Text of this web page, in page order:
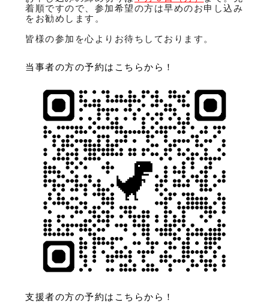
着順ですので、参加希望の方は早めのお申し込み
をお勧めします。
皆様の参加を心よりお待ちしております。
当事者の方の予約はこちらから！
支援者の方の予約はこちらから！